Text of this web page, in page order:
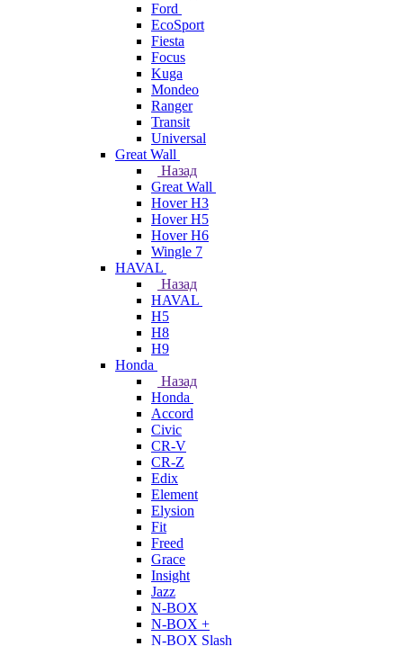
Ford
EcoSport
Fiesta
Focus
Kuga
Mondeo
Ranger
Transit
Universal
Great Wall
Назад
Great Wall
Hover H3
Hover H5
Hover H6
Wingle 7
HAVAL
Назад
HAVAL
H5
H8
H9
Honda
Назад
Honda
Accord
Civic
CR-V
CR-Z
Edix
Element
Elysion
Fit
Freed
Grace
Insight
Jazz
N-BOX
N-BOX +
N-BOX Slash